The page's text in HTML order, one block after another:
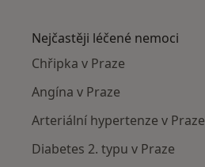
Nejčastěji léčené nemoci
Chřipka v Praze
Angína v Praze
Arteriální hypertenze v Praze
Diabetes 2. typu v Praze